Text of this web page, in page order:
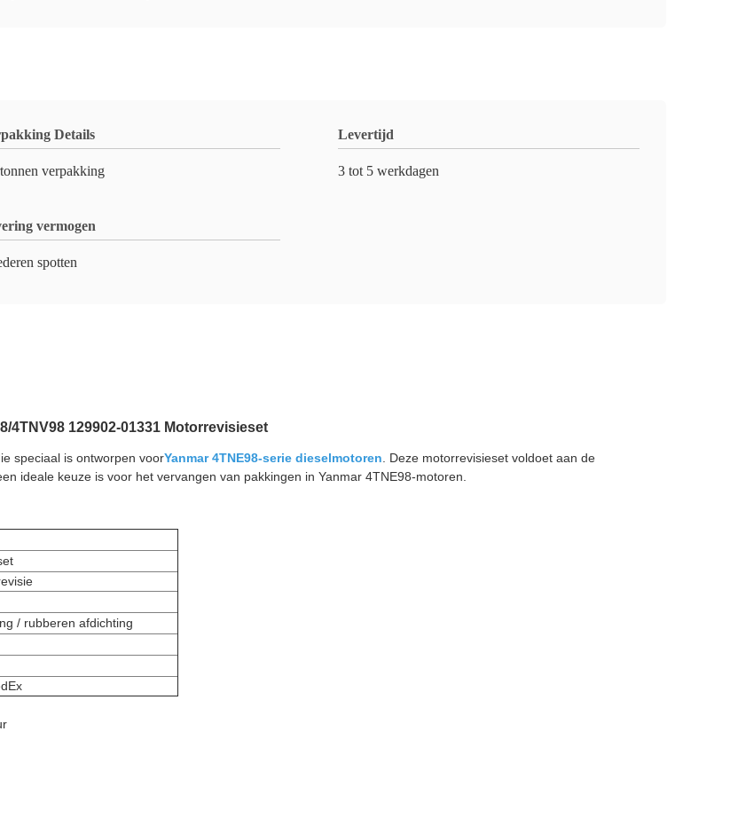
Details
verpakking
Levertijd
3 tot 5 werkdagen
vermogen
spotten
129902-01331 Motorrevisieset
speciaal is ontworpen voorYanmar 4TNE98-serie dieselmotoren . Deze motorrevisieset voldoet aan de
ideale keuze is voor het vervangen van pakkingen in Yanmar 4TNE98-motoren.
/ rubberen afdichting